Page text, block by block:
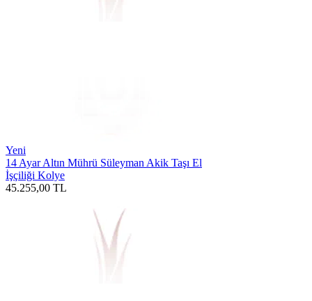
Yeni
14 Ayar Altın Mührü Süleyman Akik Taşı El
İşçiliği Kolye
45.255,00 TL